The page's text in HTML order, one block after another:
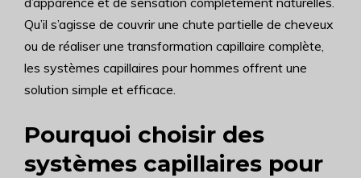
Qu’il s’agisse de couvrir une chute partielle de cheveux
ou de réaliser une transformation capillaire complète,
les systèmes capillaires pour hommes offrent une
solution simple et efficace.
Pourquoi choisir des
systèmes capillaires pour